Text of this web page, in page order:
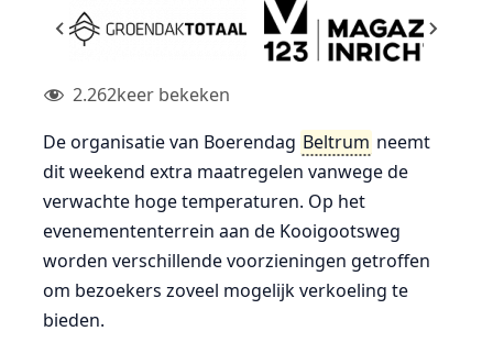
2.262keer bekeken
De organisatie van Boerendag Beltrum neemt
dit weekend extra maatregelen vanwege de
verwachte hoge temperaturen. Op het
evenemententerrein aan de Kooigootsweg
worden verschillende voorzieningen getroffen
om bezoekers zoveel mogelijk verkoeling te
bieden.